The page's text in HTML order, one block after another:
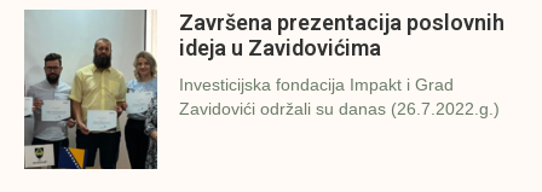
Završena prezentacija poslovnih
ideja u Zavidovićima
Investicijska fondacija Impakt i Grad
Zavidovići održali su danas (26.7.2022.g.)